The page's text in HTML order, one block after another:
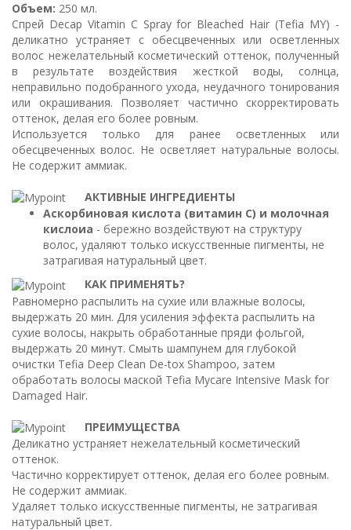
Объем: 250 мл.
Спрей Decap Vitamin C Spray for Bleached Hair (Tefia MY) -
деликатно устраняет с обесцвеченных или осветленных
волос нежелательный косметический оттенок, полученный
в результате воздействия жесткой воды, солнца,
неправильно подобранного ухода, неудачного тонирования
или окрашивания. Позволяет частично скорректировать
оттенок, делая его более ровным.
Используется только для ранее осветленных или
обесцвеченных волос. Не осветляет натуральные волосы.
Не содержит аммиак.
АКТИВНЫЕ ИНГРЕДИЕНТЫ
Аскорбиновая кислота (витамин С) и молочная
кислоиа - бережно воздействуют на структуру
волос, удаляют только искусственные пигменты, не
затрагивая натуральный цвет.
КАК ПРИМЕНЯТЬ?
Равномерно распылить на сухие или влажные волосы,
выдержать 20 мин. Для усиления эффекта распылить на
сухие волосы, накрыть обработанные пряди фольгой,
выдержать 20 минут. Смыть шампунем для глубокой
очистки Tefia Deep Clean De-tox Shampoo, затем
обработать волосы маской Tefia Mycare Intensive Mask for
Damaged Hair.
ПРЕИМУЩЕСТВА
Деликатно устраняет нежелательный косметический
оттенок.
Частично корректирует оттенок, делая его более ровным.
Не содержит аммиак.
Удаляет только искусственные пигменты, не затрагивая
натуральный цвет.